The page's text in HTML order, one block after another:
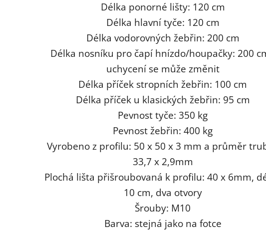
Délka ponorné lišty: 120 cm
Délka hlavní tyče: 120 cm
Délka vodorovných žebřin: 200 cm
Délka nosníku pro čapí hnízdo/houpačky: 200
uchycení se může změnit
Délka příček stropních žebřin: 100 cm
Délka příček u klasických žebřin: 95 cm
Pevnost tyče: 350 kg
Pevnost žebřin: 400 kg
Vyrobeno z profilu: 50 x 50 x 3 mm a průměr
33,7 x 2,9mm
Plochá lišta přišroubovaná k profilu: 40 x 6mm,
10 cm, dva otvory
Šrouby: M10
Barva: stejná jako na fotce